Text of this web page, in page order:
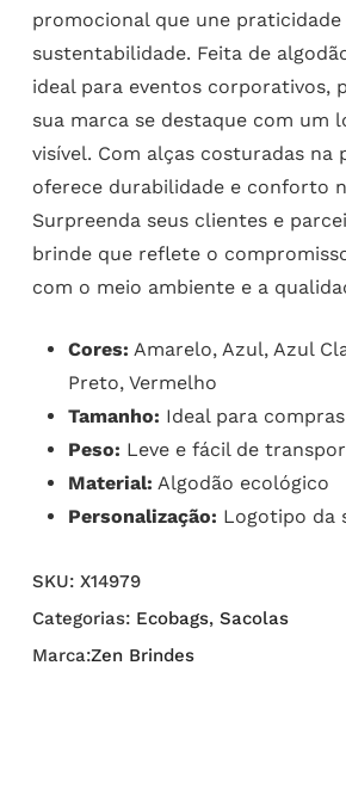
promocional que une praticidade
sustentabilidade. Feita de
ideal para eventos corporativos,
sua marca se destaque com um
visível. Com alças costuradas na
oferece durabilidade e conforto
Surpreenda seus clientes e
brinde que reflete o
com o meio ambiente e a
Cores: Amarelo, Azul, Azul
Preto, Vermelho
Tamanho: Ideal para
Peso: Leve e fácil de
Material: Algodão ecológico
Personalização: Logotipo da
SKU: X14979
Categorias: Ecobags, Sacolas
Marca:Zen Brindes